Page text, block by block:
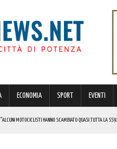
ECONOMIA SPORT EVENTI
MOTOCICLISTI HANNO SCAMBIATO QUASI TUTTA LA